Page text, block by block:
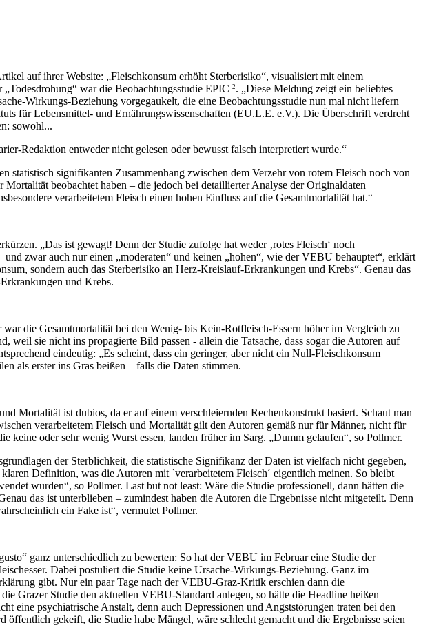
auf ihrer Website: „Fleischkonsum erhöht Sterberisiko“, visualisiert mit einem
„Todesdrohung“ war die Beobachtungsstudie EPIC 2 . „Diese Meldung zeigt ein beliebtes
Wirkungs-Beziehung vorgegaukelt, die eine Beobachtungsstudie nun mal nicht liefern
für Lebensmittel- und Ernährungswissenschaften (EU.L.E. e.V.). Die Überschrift verdreht
sowohl...
Redaktion entweder nicht gelesen oder bewusst falsch interpretiert wurde.“
signifikanten Zusammenhang zwischen dem Verzehr von rotem Fleisch noch von
beobachtet haben – die jedoch bei detaillierter Analyse der Originaldaten
verarbeitetem Fleisch einen hohen Einfluss auf die Gesamtmortalität hat.“
„Das ist gewagt! Denn der Studie zufolge hat weder ‚rotes Fleisch‘ noch
zwar auch nur einen „moderaten“ und keinen „hohen“, wie der VEBU behauptet“, erklärt
sondern auch das Sterberisiko an Herz-Kreislauf-Erkrankungen und Krebs“. Genau das
und Krebs.
die Gesamtmortalität bei den Wenig- bis Kein-Rotfleisch-Essern höher im Vergleich zu
weil sie nicht ins propagierte Bild passen - allein die Tatsache, dass sogar die Autoren auf
eindeutig: „Es scheint, dass ein geringer, aber nicht ein Null-Fleischkonsum
als erster ins Gras beißen – falls die Daten stimmen.
Mortalität ist dubios, da er auf einem verschleiernden Rechenkonstrukt basiert. Schaut man
verarbeitetem Fleisch und Mortalität gilt den Autoren gemäß nur für Männer, nicht für
oder sehr wenig Wurst essen, landen früher im Sarg. „Dumm gelaufen“, so Pollmer.
der Sterblichkeit, die statistische Signifikanz der Daten ist vielfach nicht gegeben,
Definition, was die Autoren mit `verarbeitetem Fleisch´ eigentlich meinen. So bleibt
wurden“, so Pollmer. Last but not least: Wäre die Studie professionell, dann hätten die
das ist unterblieben – zumindest haben die Autoren die Ergebnisse nicht mitgeteilt. Denn
ein Fake ist“, vermutet Pollmer.
ganz unterschiedlich zu bewerten: So hat der VEBU im Februar eine Studie der
Dabei postuliert die Studie keine Ursache-Wirkungs-Beziehung. Ganz im
gibt. Nur ein paar Tage nach der VEBU-Graz-Kritik erschien dann die
Grazer Studie den aktuellen VEBU-Standard anlegen, so hätte die Headline heißen
eine psychiatrische Anstalt, denn auch Depressionen und Angststörungen traten bei den
gekeift, die Studie habe Mängel, wäre schlecht gemacht und die Ergebnisse seien